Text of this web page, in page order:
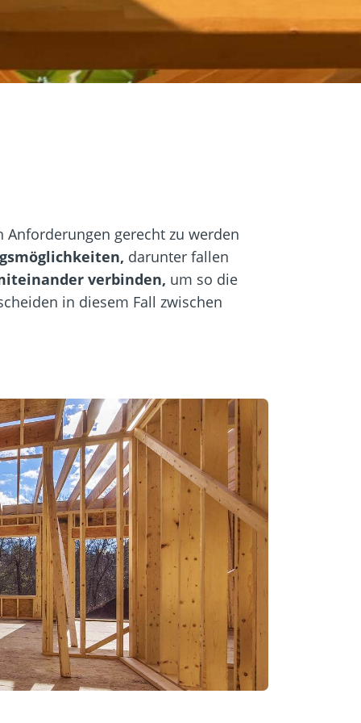
gerecht zu werden
darunter fallen
verbinden, um so die
in diesem Fall zwischen